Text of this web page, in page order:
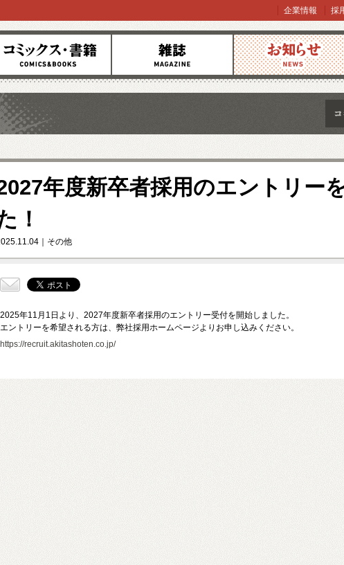
ックス 雑誌 お知らせ
企業情報 採
年度新卒者採用のエントリー
！
その他
2025年11月1日より、2027年度新卒者採用のエントリー受付を開始しました。
エントリーを希望される方は、弊社採用ホームページよりお申し込みください。
https://recruit.akitashoten.co.jp/